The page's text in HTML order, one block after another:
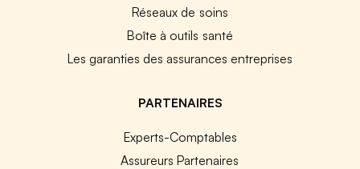
Réseaux de soins
Boîte à outils santé
Les garanties des assurances entreprises
PARTENAIRES
Experts-Comptables
Assureurs Partenaires